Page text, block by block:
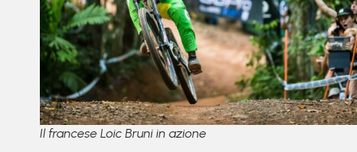
Il francese Loic Bruni in azione